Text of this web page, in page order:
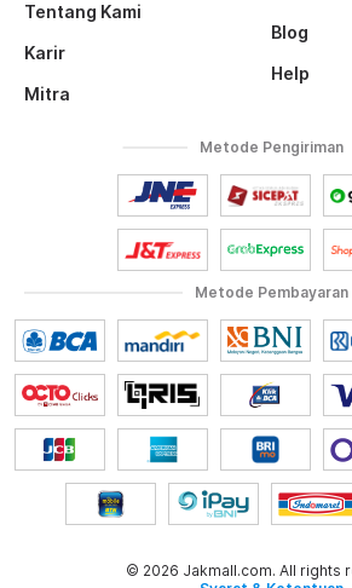
Tentang Kami
Karir
Mitra
Blog
Help
Metode Pembayaran
Metode Pengiriman
© 2026 Jakmall.com. All rights